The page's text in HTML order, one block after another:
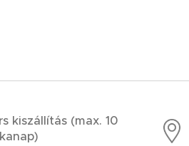
kiszállítás (max. 10